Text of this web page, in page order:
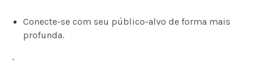
Conecte-se com seu público-alvo de forma mais
profunda.
`